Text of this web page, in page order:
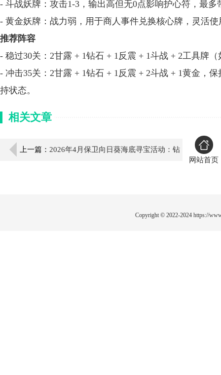
- 斗战妖牌：攻击1-3，输出高但无0点影响护心符，最多
- 黄金妖牌：战力弱，用于商人事件兑换核心牌，灵活使
推荐阵容
- 稳过30关：2甘露 + 1钻石 + 1反震 + 1斗战 + 2工具牌
- 冲击35关：2甘露 + 1钻石 + 1反震 + 2斗战 + 1黄金，
持状态。
相关文章
上一篇： 2026年4月保卫向日葵海底寻宝活动：钻
网站首页
Copyright © 2022-2024 https://